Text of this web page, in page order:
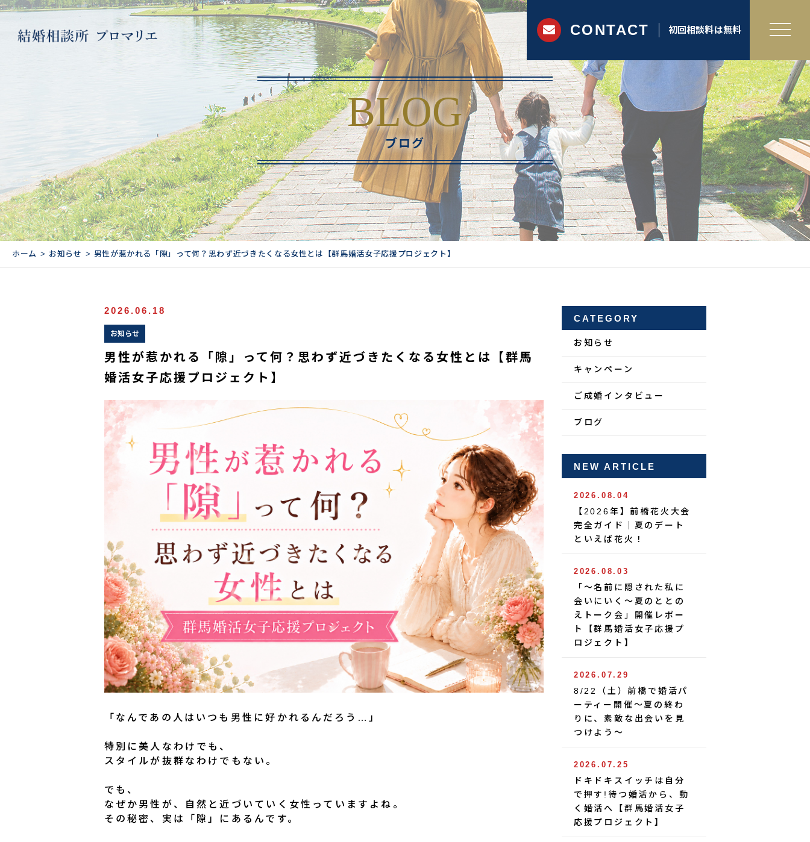
CONTACT 初回相談料は無料
BLOG
ブログ
ホーム お知らせ 男性が惹かれる「隙」って何？思わず近づきたくなる女性とは【群馬婚活女子応援プロジェクト】
2026.06.18
お知らせ
男性が惹かれる「隙」って何？思わず近づきたくなる女性とは【群馬
婚活女子応援プロジェクト】
「なんであの人はいつも男性に好かれるんだろう…」
特別に美人なわけでも、
スタイルが抜群なわけでもない。
でも、
なぜか男性が、自然と近づいていく女性っていますよね。
その秘密、実は「隙」にあるんです。
CATEGORY
お知らせ
キャンペーン
ご成婚インタビュー
ブログ
NEW ARTICLE
2026.08.04
【2026年】前橋花火大会
完全ガイド｜夏のデート
といえば花火！
2026.08.03
「〜名前に隠された私に
会いにいく〜夏のととの
えトーク会」開催レポー
ト【群馬婚活女子応援プ
ロジェクト】
2026.07.29
8/22（土）前橋で婚活パ
ーティー開催〜夏の終わ
りに、素敵な出会いを見
つけよう〜
2026.07.25
ドキドキスイッチは自分
で押す!待つ婚活から、動
く婚活へ【群馬婚活女子
応援プロジェクト】